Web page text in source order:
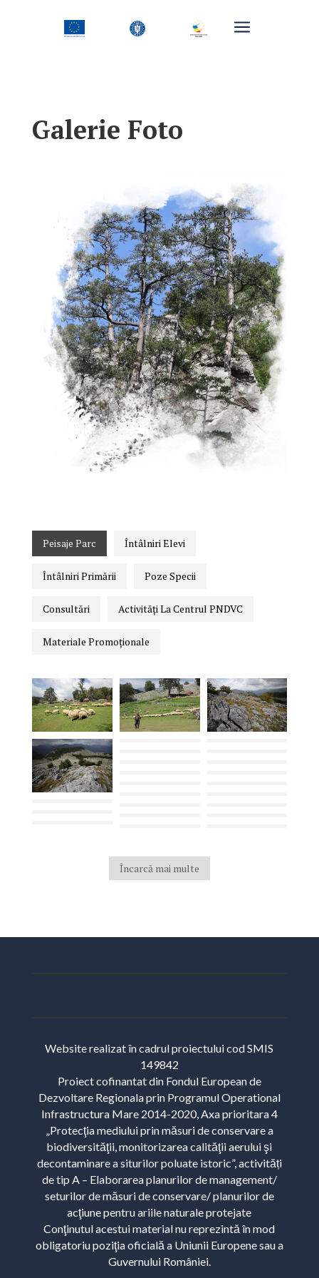
a
Galerie Foto
Peisaje Parc Întâlniri Elevi
Întâlniri Primării Poze Specii
Consultări Activități La Centrul PNDVC
Materiale Promoționale
Încarcă mai multe
Website realizat în cadrul proiectului cod SMIS
149842
Proiect cofinantat din Fondul European de
Dezvoltare Regionala prin Programul Operational
Infrastructura Mare 2014-2020, Axa prioritara 4
„Protecţia mediului prin măsuri de conservare a
biodiversităţii, monitorizarea calităţii aerului şi
decontaminare a siturilor poluate istoric”, activități
de tip A – Elaborarea planurilor de management/
seturilor de măsuri de conservare/ planurilor de
acţiune pentru ariile naturale protejate
Conţinutul acestui material nu reprezintă în mod
obligatoriu poziţia oficială a Uniunii Europene sau a
Guvernului României.